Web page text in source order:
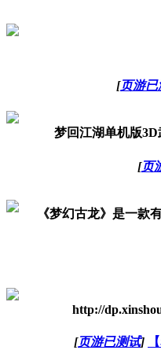
[页游已
梦回江湖单机版
[页
《梦幻古龙》是一款
http://
[页游已测试]